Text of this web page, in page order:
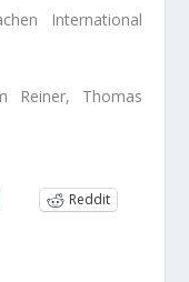
International
Reiner, Thomas
Reddit